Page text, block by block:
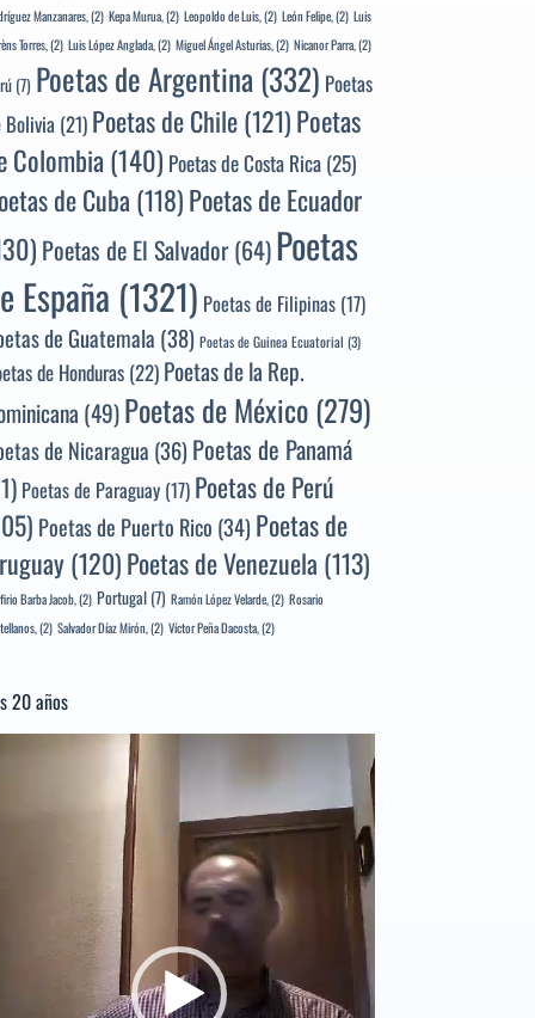
Manzanares,(2) Kepa Murua,(2) Leopoldo de Luis,(2) León Felipe,(2) Luis
Torres,(2) Luis López Anglada,(2) Miguel Ángel Asturias,(2) Nicanor Parra,(2)
(7) Poetas de Argentina(332) Poetas
Bolivia(21) Poetas de Chile(121)Poetas
Colombia(140) Poetas de Costa Rica(25)
de Cuba (118)Poetas de Ecuador
Poetas de El Salvador(64)Poetas
España (1321) Poetas de Filipinas (17)
de Guatemala (38) Poetas de Guinea Ecuatorial (3)
de Honduras(22) Poetas de la Rep.
(49)Poetas de México(279)
de Nicaragua (36) Poetas de Panamá
Poetas de Paraguay (17) Poetas de Perú
Poetas de Puerto Rico (34) Poetas de
(120)Poetas de Venezuela (113)
Barba Jacob,(2) Portugal (7) Ramón López Velarde,(2) Rosario
(2) Salvador Díaz Mirón,(2) Víctor Peña Dacosta,(2)
20 años